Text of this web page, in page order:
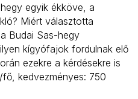
egyik ékköve, a
Miért választotta
Budai Sas-hegy
kígyófajok fordulnak elő
ezekre a kérdésekre is
/fő, kedvezményes: 750